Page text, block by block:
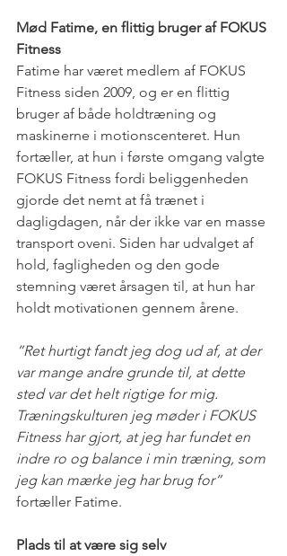
Mød Fatime, en flittig bruger af FOKUS
Fitness
Fatime har været medlem af FOKUS
Fitness siden 2009, og er en flittig
bruger af både holdtræning og
maskinerne i motionscenteret. Hun
fortæller, at hun i første omgang valgte
FOKUS Fitness fordi beliggenheden
gjorde det nemt at få trænet i
dagligdagen, når der ikke var en masse
transport oveni. Siden har udvalget af
hold, fagligheden og den gode
stemning været årsagen til, at hun har
holdt motivationen gennem årene.
”Ret hurtigt fandt jeg dog ud af, at der
var mange andre grunde til, at dette
sted var det helt rigtige for mig.
Træningskulturen jeg møder i FOKUS
Fitness har gjort, at jeg har fundet en
indre ro og balance i min træning, som
jeg kan mærke jeg har brug for”
fortæller Fatime.
Plads til at være sig selv